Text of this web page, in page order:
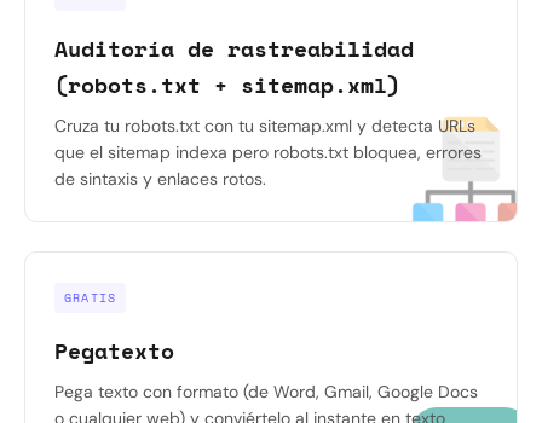
Auditoría de rastreabilidad
(robots.txt + sitemap.xml)
Cruza tu robots.txt con tu sitemap.xml y detecta URLs
que el sitemap indexa pero robots.txt bloquea, errores
de sintaxis y enlaces rotos.
GRATIS
Pegatexto
Pega texto con formato (de Word, Gmail, Google Docs
o cualquier web) y conviértelo al instante en texto